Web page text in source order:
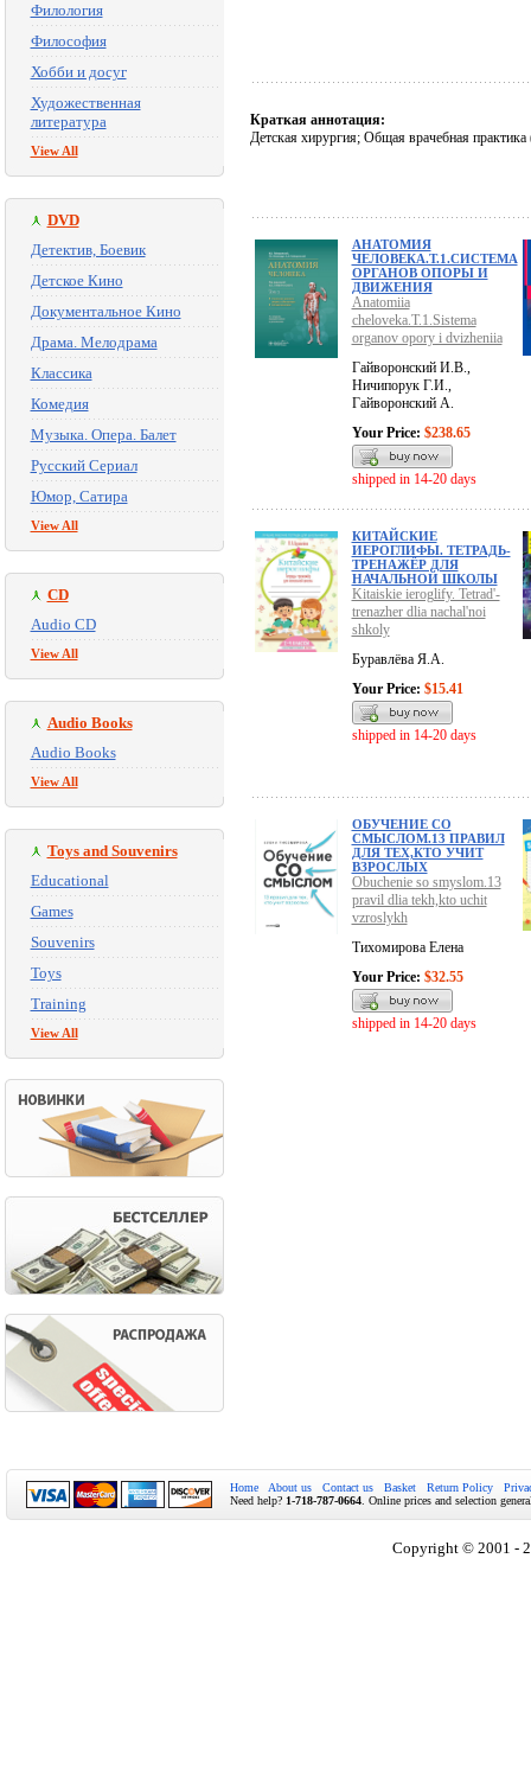
Филология
Философия
Хобби и досуг
Художественная
литература
View All
DVD
Детектив, Боевик
Детское Кино
Документальное Кино
Драма. Мелодрама
Классика
Комедия
Музыка. Опера. Балет
Русский Сериал
Юмор, Сатира
View All
CD
Audio CD
View All
Audio Books
Audio Books
View All
Toys and Souvenirs
Educational
Games
Souvenirs
Toys
Training
View All
Краткая аннотация:
Детская хирургия; Общая врачебная
АНАТОМИЯ
ЧЕЛОВЕКА.Т.1.СИСТЕМА
ОРГАНОВ ОПОРЫ И
ДВИЖЕНИЯ
Anatomiia
cheloveka.T.1.Sistema
organov opory i dvizheniia
Гайворонский И.В.,
Ничипорук Г.И.,
Гайворонский А.
Your Price: $238.65
shipped in 14-20 days
КИТАЙСКИЕ
ИЕРОГЛИФЫ. ТЕТРАДЬ-
ТРЕНАЖЁР ДЛЯ
НАЧАЛЬНОЙ ШКОЛЫ
Kitaiskie ieroglify. Tetrad'-
trenazher dlia nachal'noi
shkoly
Буравлёва Я.А.
Your Price: $15.41
shipped in 14-20 days
ОБУЧЕНИЕ СО
СМЫСЛОМ.13 ПРАВИЛ
ДЛЯ ТЕХ,КТО УЧИТ
ВЗРОСЛЫХ
Obuchenie so smyslom.13
pravil dlia tekh,kto uchit
vzroslykh
Тихомирова Елена
Your Price: $32.55
shipped in 14-20 days
Home About us Contact us Basket Return Policy
Need help? 1-718-787-0664 . Online prices and selection
Copyright © 2001 -